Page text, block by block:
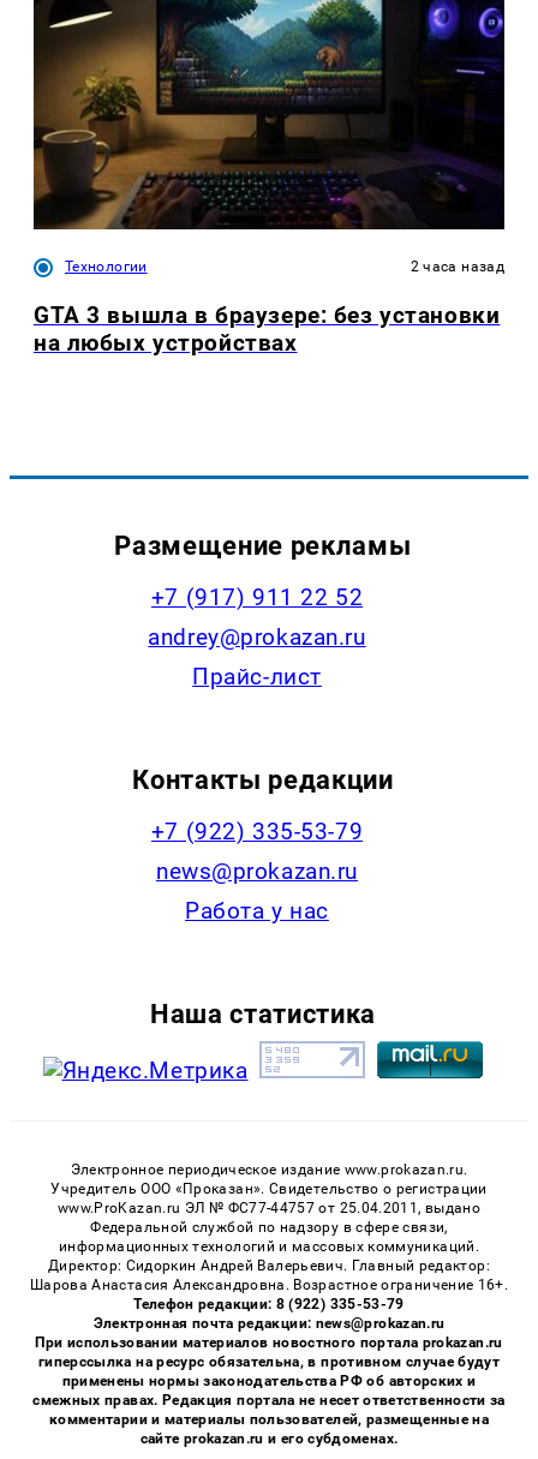
Технологии 2 часа назад
GTA 3 вышла в браузере: без установки
на любых устройствах
Размещение рекламы
+7 (917) 911 22 52
andrey@prokazan.ru
Прайс-лист
Контакты редакции
+7 (922) 335-53-79
news@prokazan.ru
Работа у нас
Наша статистика
Электронное периодическое издание www.prokazan.ru.
Учредитель ООО «Проказан». Cвидетельство о регистрации
www.ProKazan.ru ЭЛ № ФС77-44757 от 25.04.2011, выдано
Федеральной службой по надзору в сфере связи,
информационных технологий и массовых коммуникаций.
Директор: Сидоркин Андрей Валерьевич. Главный редактор:
Шарова Анастасия Александровна. Возрастное ограничение 16+.
Телефон редакции: 8 (922) 335-53-79
Электронная почта редакции: news@prokazan.ru
При использовании материалов новостного портала prokazan.ru
гиперссылка на ресурс обязательна, в противном случае будут
применены нормы законодательства РФ об авторских и
смежных правах. Редакция портала не несет ответственности за
комментарии и материалы пользователей, размещенные на
сайте prokazan.ru и его субдоменах.